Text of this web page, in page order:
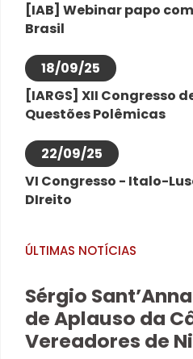
[IAB] Webinar papo
Brasil
18/09/25
[IARGS] XII Congresso
Questões Polêmicas
22/09/25
VI Congresso - Italo-
DIreito
ÚLTIMAS NOTÍCIAS
Sérgio
de Aplauso da
Vereadores de